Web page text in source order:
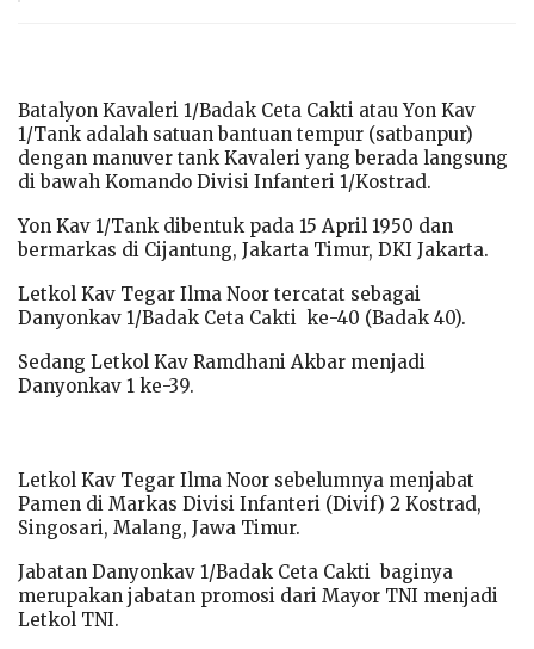
Batalyon Kavaleri 1/Badak Ceta Cakti atau Yon Kav
1/Tank adalah satuan bantuan tempur (satbanpur)
dengan manuver tank Kavaleri yang berada langsung
di bawah Komando Divisi Infanteri 1/Kostrad.
Yon Kav 1/Tank dibentuk pada 15 April 1950 dan
bermarkas di Cijantung, Jakarta Timur, DKI Jakarta.
Letkol Kav Tegar Ilma Noor tercatat sebagai
Danyonkav 1/Badak Ceta Cakti ke-40 (Badak 40).
Sedang Letkol Kav Ramdhani Akbar menjadi
Danyonkav 1 ke-39.
Letkol Kav Tegar Ilma Noor sebelumnya menjabat
Pamen di Markas Divisi Infanteri (Divif) 2 Kostrad,
Singosari, Malang, Jawa Timur.
Jabatan Danyonkav 1/Badak Ceta Cakti baginya
merupakan jabatan promosi dari Mayor TNI menjadi
Letkol TNI.